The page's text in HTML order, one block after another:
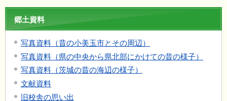
郷土資料
写真資料（昔の小美玉市とその周辺）
写真資料（県の中央から県北部にかけての昔の様子）
写真資料（茨城の昔の海辺の様子）
文献資料
旧校舎の思い出